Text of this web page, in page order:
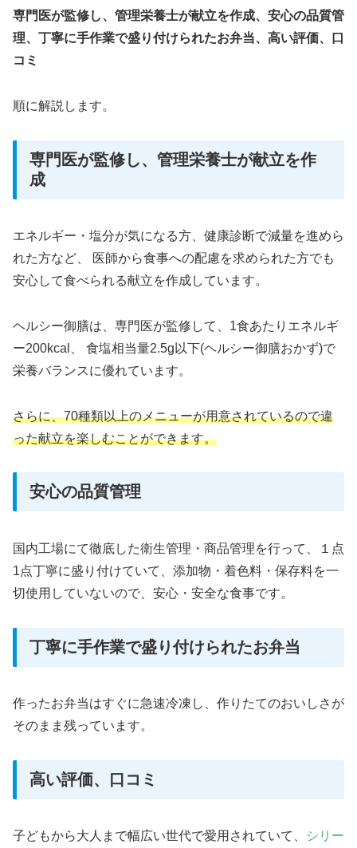
専門医が監修し、管理栄養士が献立を作成、安心の品質管
理、丁寧に手作業で盛り付けられたお弁当、高い評価、口
コミ
順に解説します。
専門医が監修し、管理栄養士が献立を作
成
エネルギー・塩分が気になる方、健康診断で減量を進めら
れた方など、 医師から食事への配慮を求められた方でも
安心して食べられる献立を作成しています。
ヘルシー御膳は、専門医が監修して、1食あたりエネルギ
ー200kcal、 食塩相当量2.5g以下(ヘルシー御膳おかず)で
栄養バランスに優れています。
さらに、70種類以上のメニューが用意されているので違
った献立を楽しむことができます。
安心の品質管理
国内工場にて徹底した衛生管理・商品管理を行って、１点
1点丁寧に盛り付けていて、添加物・着色料・保存料を一
切使用していないので、安心・安全な食事です。
丁寧に手作業で盛り付けられたお弁当
作ったお弁当はすぐに急速冷凍し、作りたてのおいしさが
そのまま残っています。
高い評価、口コミ
子どもから大人まで幅広い世代で愛用されていて、 シリー